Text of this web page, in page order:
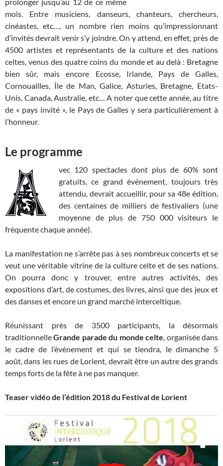
mois. Entre musiciens, danseurs, chanteurs, chercheurs,
cinéastes, etc…, un nombre rien moins qu’impressionnant
d’invités devrait venir s’y joindre. On y attend, en effet, près de
4500 artistes et représentants de la culture et des nations
celtes, venus des quatre coins du monde et au delà : Bretagne
bien sûr, mais encore Ecosse, Irlande, Pays de Galles,
Cornouailles, Île de Man, Galice, Asturies, Bretagne, Etats-
Unis, Canada, Australie, etc… A noter que cette année, au titre
de « pays invité », le Pays de Galles y sera particulièrement à
l’honneur.
Le programme
vec 120 spectacles dont plus de 60% sont
gratuits, ce grand événement, toujours très
attendu, devrait accueillir, pour sa 48e édition,
des centaines de milliers de festivaliers (une
moyenne de plus de 750 000 visiteurs le
fréquente chaque année).
La manifestation ne s’arrête pas à ses nombreux concerts et se
veut une véritable vitrine de la culture celte et de ses nations.
On pourra donc y trouver, entre autres activités, des
expositions d’art, de costumes, des livres, ainsi que des jeux et
des danses et encore un grand marché interceltique.
Réunissant près de 3500 participants, la désormais
traditionnelleGrande parade du monde celte, organisée dans
le cadre de l’événement et qui se tiendra, le dimanche 5
août, dans les rues de Lorient, devrait être un autre des grands
temps forts de la fête à ne pas manquer.
Teaser vidéo de l’édition 2018 du Festival de Lorient